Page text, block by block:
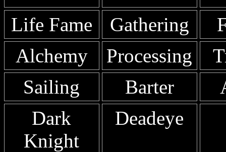
Life Fame Gathering
Alchemy
Processing
Sailing
Barter
Dark
Knight
Deadeye